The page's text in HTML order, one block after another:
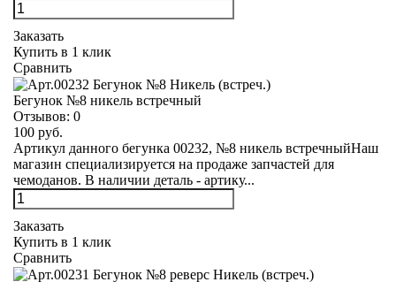
Заказать
Купить в 1 клик
Сравнить
Бегунок №8 никель встречный
Отзывов: 0
100 руб.
Артикул данного бегунка 00232, №8 никель встречныйНаш
магазин специализируется на продаже запчастей для
чемоданов. В наличии деталь - артику...
Заказать
Купить в 1 клик
Сравнить